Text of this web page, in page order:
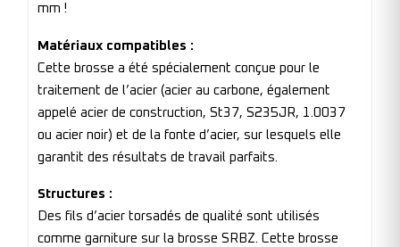
mm !
Matériaux compatibles :
Cette brosse a été spécialement conçue pour le
traitement de l’acier (acier au carbone, également
appelé acier de construction, St37, S235JR, 1.0037
ou acier noir) et de la fonte d’acier, sur lesquels elle
garantit des résultats de travail parfaits.
Structures :
Des fils d’acier torsadés de qualité sont utilisés
comme garniture sur la brosse SRBZ. Cette brosse